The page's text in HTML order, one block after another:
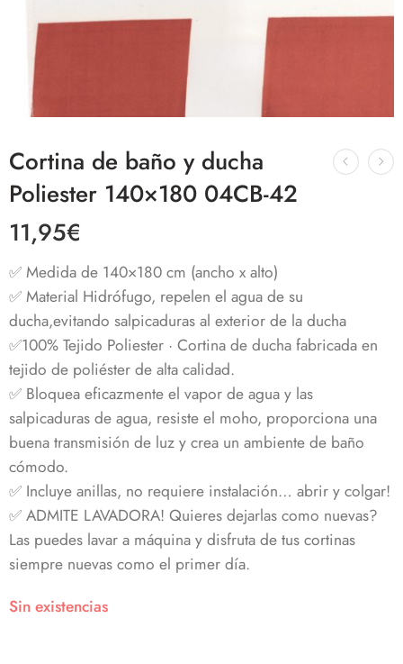
Cortina de baño y ducha
Poliester 140×180 04CB-42
11,95€
✅ Medida de 140×180 cm (ancho x alto)
✅ Material Hidrófugo, repelen el agua de su
ducha,evitando salpicaduras al exterior de la ducha
✅100% Tejido Poliester · Cortina de ducha fabricada en
tejido de poliéster de alta calidad.
✅ Bloquea eficazmente el vapor de agua y las
salpicaduras de agua, resiste el moho, proporciona una
buena transmisión de luz y crea un ambiente de baño
cómodo.
✅ Incluye anillas, no requiere instalación… abrir y colgar!
✅ ADMITE LAVADORA! Quieres dejarlas como nuevas?
Las puedes lavar a máquina y disfruta de tus cortinas
siempre nuevas como el primer día.
Sin existencias